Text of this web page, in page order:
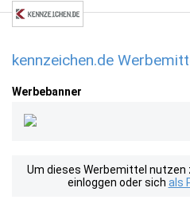
kennzeichen.de
Werbebanner
Um dieses Werbemittel nutzen
einloggen oder sich als